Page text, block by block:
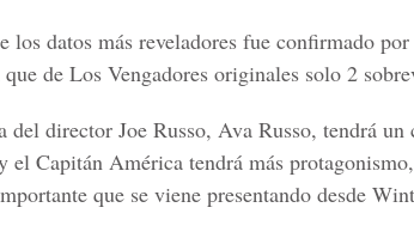
los datos más reveladores fue confirmado
que de Los Vengadores originales solo 2
del director Joe Russo, Ava Russo, tendrá un
el Capitán América tendrá más
que se viene presentando desde